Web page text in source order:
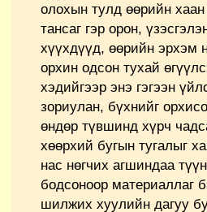
олохын тулд өөрийн
тансаг гэр орон,
хүүхдүүд, өөрийн эрхэм
орхин одсон тухай
хэдийгээр энэ гэгээн
зориулан, бүхнийг
өндөр түвшинд хүрч
хөөрхий бугын тугалыг
нас нөгчих агшиндаа
бодсоноор материаллаг
шилжих хуулийн дагуу